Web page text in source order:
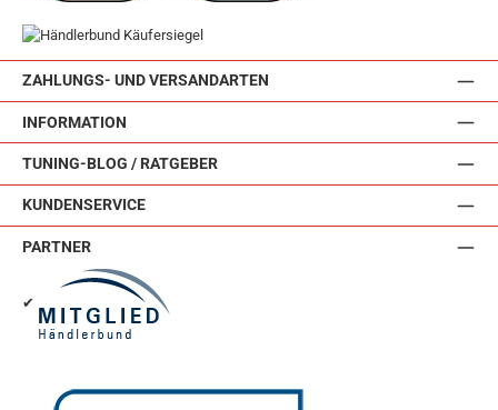
ZAHLUNGS- UND VERSANDARTEN
INFORMATION
TUNING-BLOG / RATGEBER
KUNDENSERVICE
PARTNER
✔